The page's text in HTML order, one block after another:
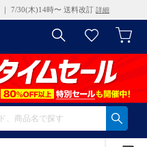
｜ 7/30(木)14時〜 送料改訂 詳細